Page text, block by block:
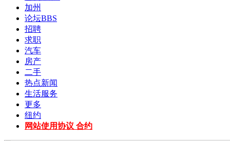
加州
论坛BBS
招聘
求职
汽车
房产
二手
热点新闻
生活服务
更多
纽约
网站使用协议 合约